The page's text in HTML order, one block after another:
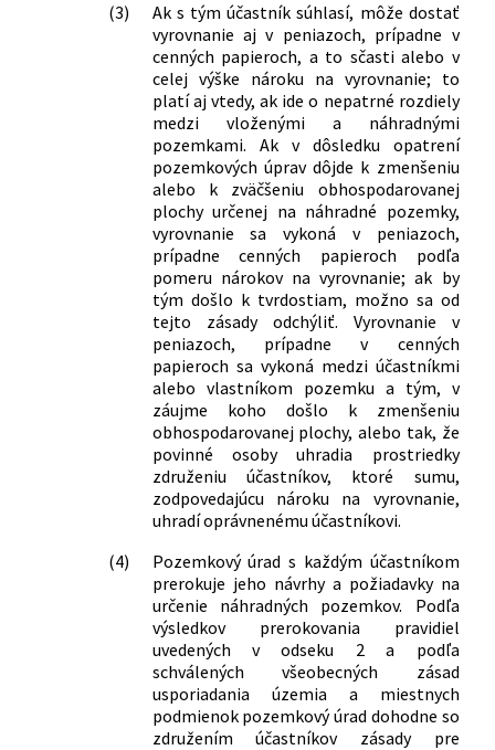
(3)
Ak s tým účastník súhlasí, môže dostať
vyrovnanie aj v peniazoch, prípadne v
cenných papieroch, a to sčasti alebo v
celej výške nároku na vyrovnanie; to
platí aj vtedy, ak ide o nepatrné rozdiely
medzi vloženými a náhradnými
pozemkami. Ak v dôsledku opatrení
pozemkových úprav dôjde k zmenšeniu
alebo k zväčšeniu obhospodarovanej
plochy určenej na náhradné pozemky,
vyrovnanie sa vykoná v peniazoch,
prípadne cenných papieroch podľa
pomeru nárokov na vyrovnanie; ak by
tým došlo k tvrdostiam, možno sa od
tejto zásady odchýliť. Vyrovnanie v
peniazoch, prípadne v cenných
papieroch sa vykoná medzi účastníkmi
alebo vlastníkom pozemku a tým, v
záujme koho došlo k zmenšeniu
obhospodarovanej plochy, alebo tak, že
povinné osoby uhradia prostriedky
združeniu účastníkov, ktoré sumu,
zodpovedajúcu nároku na vyrovnanie,
uhradí oprávnenému účastníkovi.
(4)
Pozemkový úrad s každým účastníkom
prerokuje jeho návrhy a požiadavky na
určenie náhradných pozemkov. Podľa
výsledkov prerokovania pravidiel
uvedených v odseku 2 a podľa
schválených všeobecných zásad
usporiadania územia a miestnych
podmienok pozemkový úrad dohodne so
združením účastníkov zásady pre